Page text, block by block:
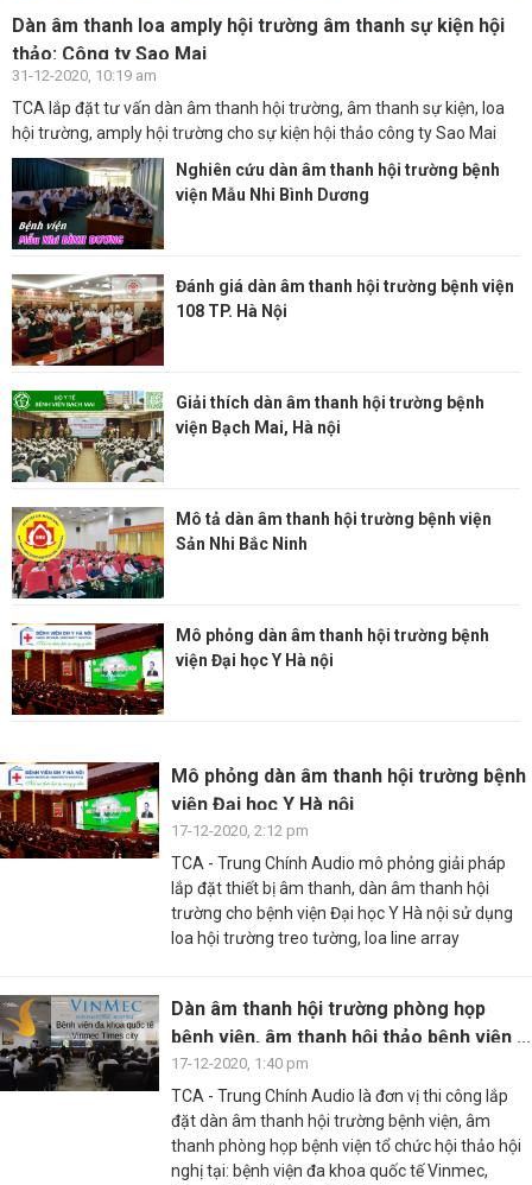
Dàn âm thanh loa amply hội trường âm thanh sự kiện hội
thảo: Công ty Sao Mai
31-12-2020, 10:19 am
TCA lắp đặt tư vấn dàn âm thanh hội trường, âm thanh sự kiện, loa
hội trường, amply hội trường cho sự kiện hội thảo công ty Sao Mai
Nghiên cứu dàn âm thanh hội trường bệnh
viện Mẫu Nhi Bình Dương
Đánh giá dàn âm thanh hội trường bệnh viện
108 TP. Hà Nội
Giải thích dàn âm thanh hội trường bệnh
viện Bạch Mai, Hà nội
Mô tả dàn âm thanh hội trường bệnh viện
Sản Nhi Bắc Ninh
Mô phỏng dàn âm thanh hội trường bệnh
viện Đại học Y Hà nội
Mô phỏng dàn âm thanh hội trường bệnh
viện Đại học Y Hà nội
17-12-2020, 2:12 pm
TCA - Trung Chính Audio mô phỏng giải pháp
lắp đặt thiết bị âm thanh, dàn âm thanh hội
trường cho bệnh viện Đại học Y Hà nội sử dụng
loa hội trường treo tường, loa line array
Dàn âm thanh hội trường phòng họp
bệnh viện, âm thanh hội thảo bệnh viện ...
17-12-2020, 1:40 pm
TCA - Trung Chính Audio là đơn vị thi công lắp
đặt dàn âm thanh hội trường bệnh viện, âm
thanh phòng họp bệnh viện tổ chức hội thảo hội
nghị tại: bệnh viện đa khoa quốc tế Vinmec,